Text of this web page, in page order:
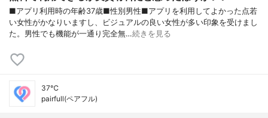
■アプリ利用時の年齢37歳■性別男性■アプリを利用してよかった点若
い女性がかなりいますし、ビジュアルの良い女性が多い印象を受けまし
た。男性でも機能が一通り完全無…続きを見る
37℃
pairfull(ペアフル)